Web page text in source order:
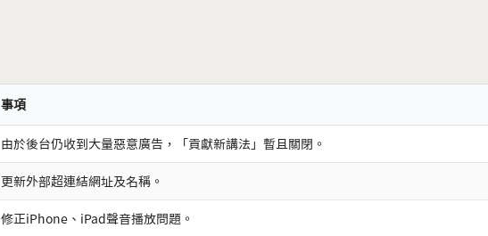
事項
由於後台仍收到大量惡意廣告，「貢獻新講法」暫且關閉。
更新外部超連結網址及名稱。
修正iPhone、iPad聲音播放問題。